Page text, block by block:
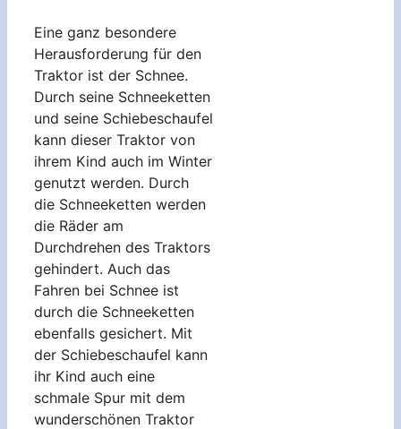
Eine ganz besondere
Herausforderung für den
Traktor ist der Schnee.
Durch seine Schneeketten
und seine Schiebeschaufel
kann dieser Traktor von
ihrem Kind auch im Winter
genutzt werden. Durch
die Schneeketten werden
die Räder am
Durchdrehen des Traktors
gehindert. Auch das
Fahren bei Schnee ist
durch die Schneeketten
ebenfalls gesichert. Mit
der Schiebeschaufel kann
ihr Kind auch eine
schmale Spur mit dem
wunderschönen Traktor